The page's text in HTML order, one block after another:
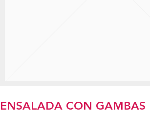
ENSALADA CON GAMBAS